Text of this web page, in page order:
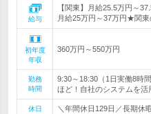
給与
【関東】月給25.5万円～
月給25万円～37万円★関
初年度
年収
360万円～550万円
勤務
時間
9:30～18:30（1日実働8時
ほど！自社のシステムを活
休日
＼年間休日129日／長期休